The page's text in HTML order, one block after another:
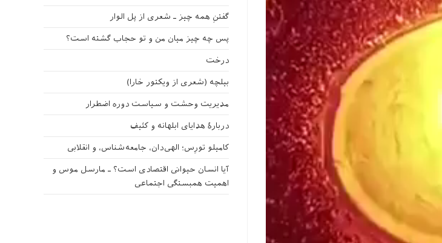
گفتنِ همه چیز ـ شعری از پل الوار
پس چه چیز میان من و تو حجاب گشته است؟
درخت
بیلچه (شعری از ویکتور خارا)
مدیریت وحشت و سیاست دوره اضطرار
دربارهٔ هدایای ابلهانه و کثیف
کامیلو تورِس؛ الهی‌دان، جامعه‌شناس، و انقلابی
آیا انسان حیوانی اقتصادی است؟ ـ مارسل موس و
اهمیت همبستگی اجتماعی